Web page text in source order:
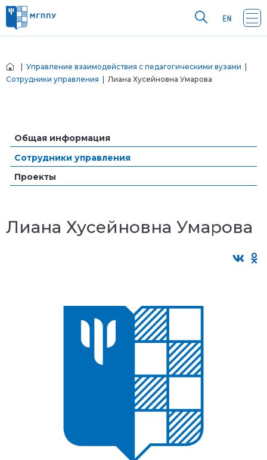
Управление взаимодействия с педагогическими вузами
Сотрудники управления | Лиана Хусейновна Умарова
Общая информация
Сотрудники управления
Проекты
Лиана Хусейновна Умарова